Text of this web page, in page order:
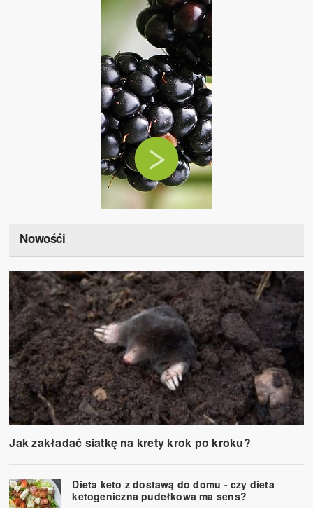
Nowośći
Jak zakładać siatkę na krety krok po kroku?
Dieta keto z dostawą do domu - czy dieta
ketogeniczna pudełkowa ma sens?